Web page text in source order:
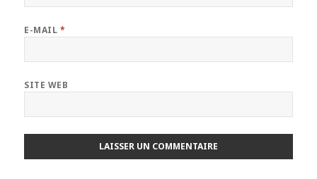
E-MAIL *
SITE WEB